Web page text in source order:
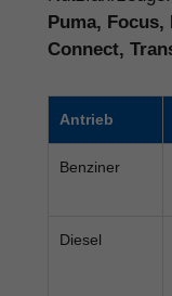
Puma,
Connect,
Antrieb
Benziner
Diesel